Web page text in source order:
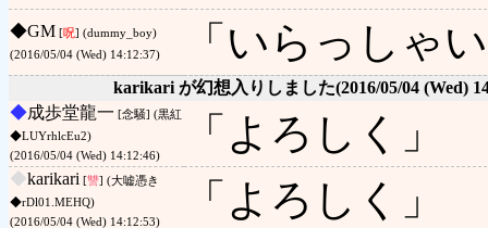
◆GM [呪] (dummy_boy)
(2016/05/04 (Wed) 14:12:37)
「いらっしゃ
karikari が幻想入りしました(2016/05/04 (Wed)
◆成歩堂龍一 [念騒] (黒紅
◆LUYrhlcEu2)
(2016/05/04 (Wed) 14:12:46)
「よろしく」
◆karikari [讐] (大嘘憑き
◆rDl01.MEHQ)
(2016/05/04 (Wed) 14:12:53)
「よろしく」